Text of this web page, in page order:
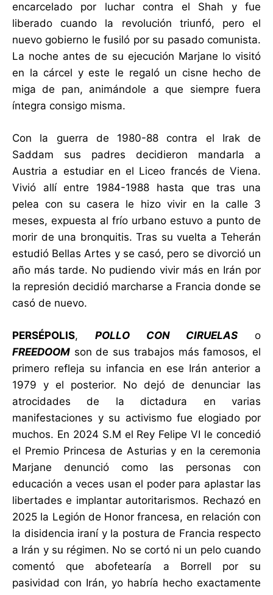
encarcelado por luchar contra el Shah y fue
liberado cuando la revolución triunfó, pero el
nuevo gobierno le fusiló por su pasado comunista.
La noche antes de su ejecución Marjane lo visitó
en la cárcel y este le regaló un cisne hecho de
miga de pan, animándole a que siempre fuera
íntegra consigo misma.
Con la guerra de 1980-88 contra el Irak de
Saddam sus padres decidieron mandarla a
Austria a estudiar en el Liceo francés de Viena.
Vivió allí entre 1984-1988 hasta que tras una
pelea con su casera le hizo vivir en la calle 3
meses, expuesta al frío urbano estuvo a punto de
morir de una bronquitis. Tras su vuelta a Teherán
estudió Bellas Artes y se casó, pero se divorció un
año más tarde. No pudiendo vivir más en Irán por
la represión decidió marcharse a Francia donde se
casó de nuevo.
PERSÉPOLIS, POLLO CON CIRUELAS o
FREEDOOM son de sus trabajos más famosos, el
primero refleja su infancia en ese Irán anterior a
1979 y el posterior. No dejó de denunciar las
atrocidades de la dictadura en varias
manifestaciones y su activismo fue elogiado por
muchos. En 2024 S.M el Rey Felipe VI le concedió
el Premio Princesa de Asturias y en la ceremonia
Marjane denunció como las personas con
educación a veces usan el poder para aplastar las
libertades e implantar autoritarismos. Rechazó en
2025 la Legión de Honor francesa, en relación con
la disidencia iraní y la postura de Francia respecto
a Irán y su régimen. No se cortó ni un pelo cuando
comentó que abofetearía a Borrell por su
pasividad con Irán, yo habría hecho exactamente